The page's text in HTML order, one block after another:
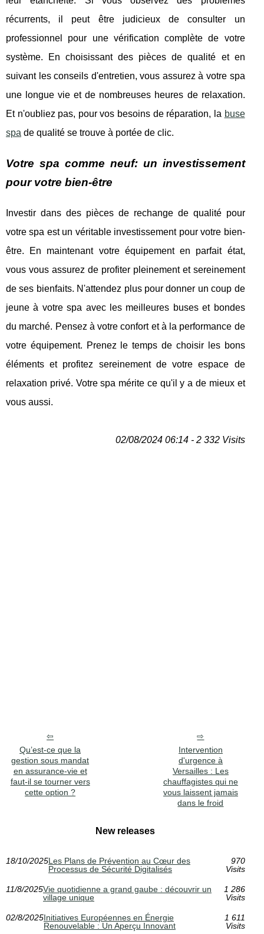
récurrents, il peut être judicieux de consulter un
professionnel pour une vérification complète de votre
système. En choisissant des pièces de qualité et en
suivant les conseils d'entretien, vous assurez à votre spa
une longue vie et de nombreuses heures de relaxation.
Et n'oubliez pas, pour vos besoins de réparation, la buse
spa de qualité se trouve à portée de clic.
Votre spa comme neuf: un investissement
pour votre bien-être
Investir dans des pièces de rechange de qualité pour
votre spa est un véritable investissement pour votre bien-
être. En maintenant votre équipement en parfait état,
vous vous assurez de profiter pleinement et sereinement
de ses bienfaits. N'attendez plus pour donner un coup de
jeune à votre spa avec les meilleures buses et bondes
du marché. Pensez à votre confort et à la performance de
votre équipement. Prenez le temps de choisir les bons
éléments et profitez sereinement de votre espace de
relaxation privé. Votre spa mérite ce qu'il y a de mieux et
vous aussi.
02/08/2024 06:14 - 2 332 Visits
Qu’est-ce que la
gestion sous mandat
en assurance-vie et
faut-il se tourner vers
cette option ?
Intervention
d'urgence à
Versailles : Les
chauffagistes qui ne
vous laissent jamais
dans le froid
New releases
18/10/2025Les Plans de Prévention au Cœur des
Processus de Sécurité Digitalisés
970
Visits
11/8/2025Vie quotidienne a grand gaube : découvrir un
village unique
1 286
Visits
02/8/2025Initiatives Européennes en Énergie
Renouvelable : Un Aperçu Innovant
1 611
Visits